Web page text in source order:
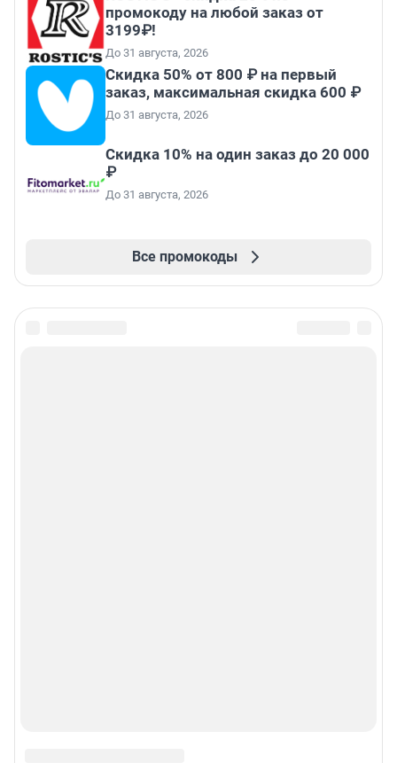
промокоду на любой заказ от
3199₽!
До 31 августа, 2026
Скидка 50% от 800 ₽ на первый
заказ, максимальная скидка 600 ₽
До 31 августа, 2026
Скидка 10% на один заказ до 20 000
₽
До 31 августа, 2026
Все промокоды